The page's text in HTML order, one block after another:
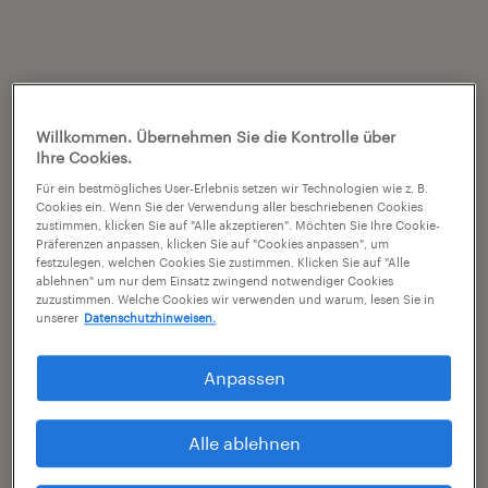
Willkommen. Übernehmen Sie die Kontrolle über
Ihre Cookies.
Für ein bestmögliches User-Erlebnis setzen wir Technologien wie z. B.
Cookies ein. Wenn Sie der Verwendung aller beschriebenen Cookies
zustimmen, klicken Sie auf "Alle akzeptieren". Möchten Sie Ihre Cookie-
Präferenzen anpassen, klicken Sie auf "Cookies anpassen", um
festzulegen, welchen Cookies Sie zustimmen. Klicken Sie auf "Alle
ablehnen" um nur dem Einsatz zwingend notwendiger Cookies
zuzustimmen. Welche Cookies wir verwenden und warum, lesen Sie in
unserer Datenschutzhinweisen.
Anpassen
Alle ablehnen